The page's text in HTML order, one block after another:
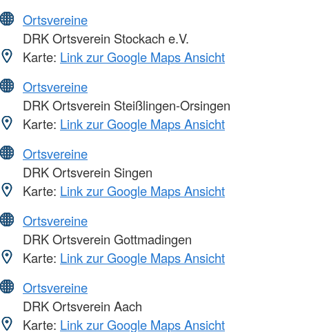
Ortsvereine
DRK Ortsverein Stockach e.V.
Karte: Link zur Google Maps Ansicht
Ortsvereine
DRK Ortsverein Steißlingen-Orsingen
Karte: Link zur Google Maps Ansicht
Ortsvereine
DRK Ortsverein Singen
Karte: Link zur Google Maps Ansicht
Ortsvereine
DRK Ortsverein Gottmadingen
Karte: Link zur Google Maps Ansicht
Ortsvereine
DRK Ortsverein Aach
Karte: Link zur Google Maps Ansicht